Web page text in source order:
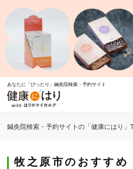
あなたに「ぴったり」鍼灸院検索・予約サイト
鍼灸院検索・予約サイトの「健康にはり」
牧之原市のおすすめ